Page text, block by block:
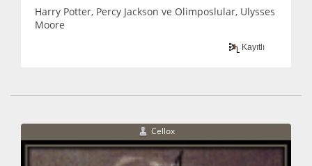
Harry Potter, Percy Jackson ve Olimposlular, Ulysses
Moore
Kayıtlı
Cellox